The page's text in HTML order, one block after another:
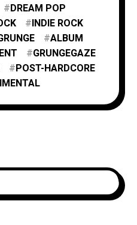
DREAM POP
INDIE ROCK
ALBUM
GRUNGEGAZE
POST-HARDCORE